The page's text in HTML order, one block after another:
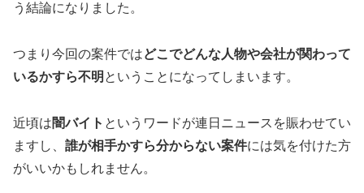
う結論になりました。
つまり今回の案件ではどこでどんな人物や会社が関わって
いるかすら不明 ということになってしまいます。
近頃は闇バイト というワードが連日ニュースを賑わせてい
ますし、 誰が相手かすら分からない案件には気を付けた方
がいいかもしれません。